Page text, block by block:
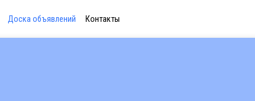
Доска объявлений Контакты